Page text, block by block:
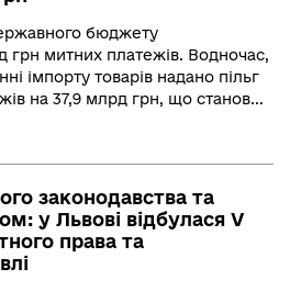
бюджету
грн митних платежів. Водночас,
імпорту товарів надано пільг
на 37,9 млрд грн, що станов...
законодавства та
у Львові відбулася V
права та